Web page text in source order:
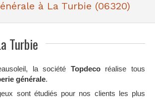
à La Turbie (06320)
Turbie
la société Topdecoréalise tous
générale.
sont étudiés pour nos clients les plus